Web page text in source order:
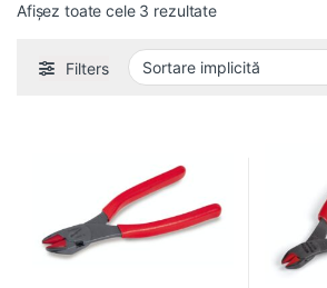
Afișez toate cele 3 rezultate
Filters